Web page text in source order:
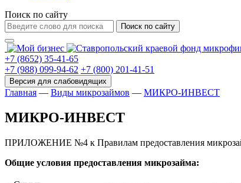
Поиск по сайту
Поиск по сайту
+7 (8652) 35-41-65
+7 (988) 099-94-62 +7 (800) 201-41-51
Главная — Виды микрозаймов — МИКРО-ИНВЕСТ
МИКРО-ИНВЕСТ
ПРИЛОЖЕНИЕ №4 к Правилам предоставления
Общие условия предоставления микрозайма: